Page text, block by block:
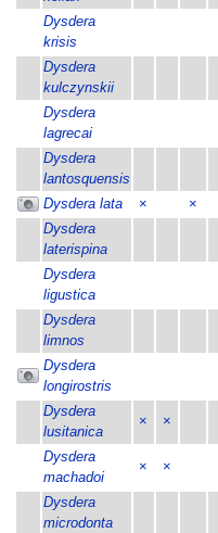
Dysdera
krisis
Dysdera
kulczynskii
Dysdera
lagrecai
Dysdera
lantosquensis
Dysdera lata × ×
Dysdera
laterispina
Dysdera
ligustica
Dysdera
limnos
Dysdera
longirostris
Dysdera
lusitanica
× ×
Dysdera
machadoi
× ×
Dysdera
microdonta